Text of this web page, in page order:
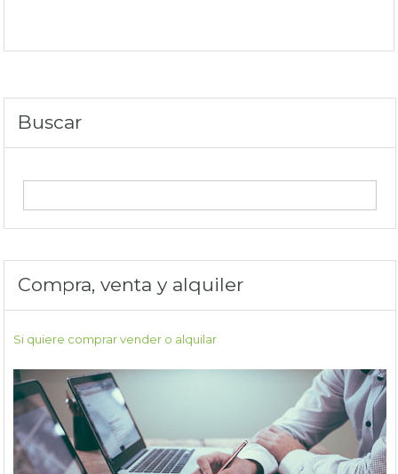
Buscar
Compra, venta y alquiler
Si quiere comprar vender o alquilar